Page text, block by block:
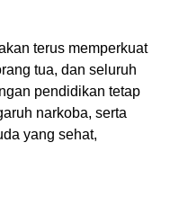
terus memperkuat
tua, dan seluruh
pendidikan tetap
narkoba, serta
yang sehat,